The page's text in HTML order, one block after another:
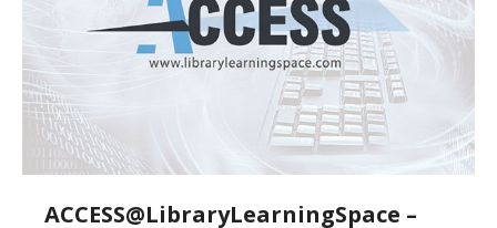
ACCESS@LibraryLearningSpace –